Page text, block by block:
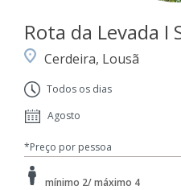
Rota da Levada I
Cerdeira, Lousã
Todos os dias
Agosto
*Preço por pessoa
mínimo 2/ máximo 4